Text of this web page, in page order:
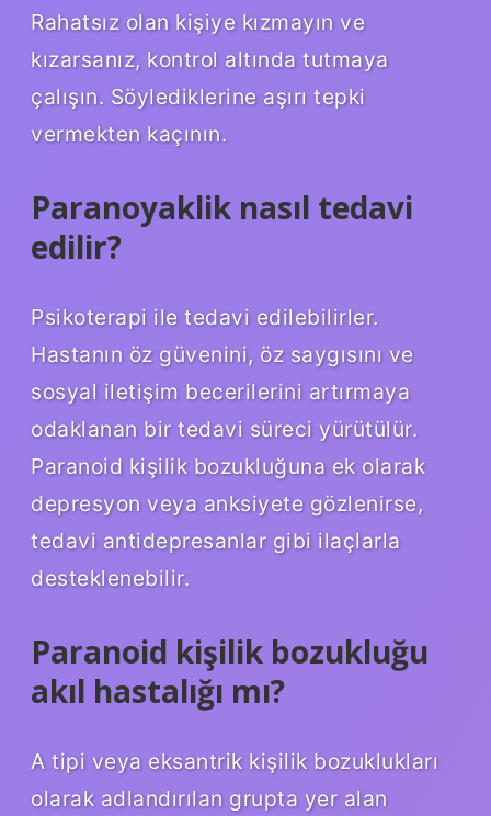
Rahatsız olan kişiye kızmayın ve
kızarsanız, kontrol altında tutmaya
çalışın. Söylediklerine aşırı tepki
vermekten kaçının.
Paranoyaklik nasıl tedavi
edilir?
Psikoterapi ile tedavi edilebilirler.
Hastanın öz güvenini, öz saygısını ve
sosyal iletişim becerilerini artırmaya
odaklanan bir tedavi süreci yürütülür.
Paranoid kişilik bozukluğuna ek olarak
depresyon veya anksiyete gözlenirse,
tedavi antidepresanlar gibi ilaçlarla
desteklenebilir.
Paranoid kişilik bozukluğu
akıl hastalığı mı?
A tipi veya eksantrik kişilik bozuklukları
olarak adlandırılan grupta yer alan